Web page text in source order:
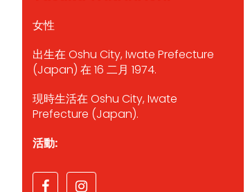
女性
出生在 Oshu City, Iwate Prefecture
(Japan) 在 16 二月 1974.
現時生活在 Oshu City, Iwate
Prefecture (Japan).
活動: